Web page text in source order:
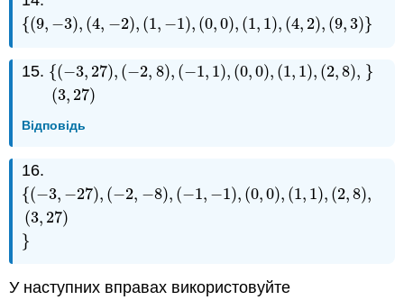
{(9, −3), (4, −2), (1, −1), (0,0), (1, 1), (4, 2), (9,3)}
{ (9,−3),(4,− 2),(1, −1 ),(0,0 ),(1,1) ,(4 ,2), (9, 3)}
15. {(−3, 27), (−2, 8), (−1, 1), (0,0), (1, 1), (2,8),
(3, 27)
}
{(−3,27),(−2,8) ,(− 1,1),( 0,0),(1,1),(2 ,8), (3, 27) }
Відповідь
16.
{(−3, −27), (−2, −8), (−1, −1), (0,0), (1, 1), (2,8),
(3, 27)
}
{ (−3,−27),(−2,−8 ),(−1 ,−1), (0,0) ,(1,1), (2,8),( 3,27)}
У наступних вправах використовуйте